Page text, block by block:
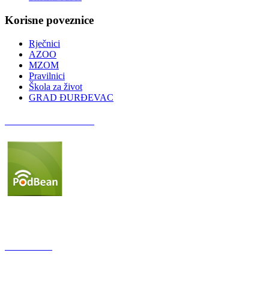
Korisne poveznice
Rječnici
AZOO
MZOM
Pravilnici
Škola za život
GRAD ĐURĐEVAC